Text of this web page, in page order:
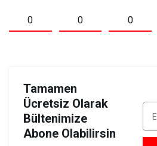
0 0 0
Tamamen
Ücretsiz Olarak
Bültenimize
Abone Olabilirsin